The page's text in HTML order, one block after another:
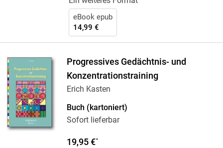
eBook epub
14,99 €
Progressives Gedächtnis- und
Konzentrationstraining
Erich Kasten
Buch (kartoniert)
Sofort lieferbar
19,95 €*